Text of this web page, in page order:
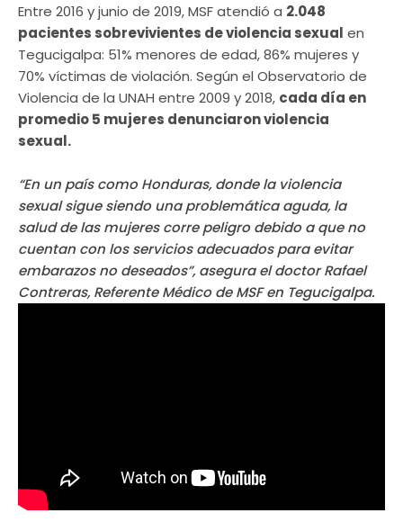
Entre 2016 y junio de 2019, MSF atendió a 2.048
pacientes sobrevivientes de violencia sexual en
Tegucigalpa: 51% menores de edad, 86% mujeres y
70% víctimas de violación. Según el Observatorio de
Violencia de la UNAH entre 2009 y 2018, cada día en
promedio 5 mujeres denunciaron violencia
sexual.
“En un país como Honduras, donde la violencia
sexual sigue siendo una problemática aguda, la
salud de las mujeres corre peligro debido a que no
cuentan con los servicios adecuados para evitar
embarazos no deseados”, asegura el doctor Rafael
Contreras, Referente Médico de MSF en Tegucigalpa.